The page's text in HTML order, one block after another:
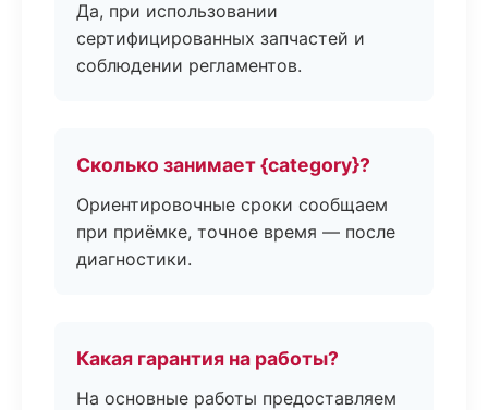
Да, при использовании
сертифицированных запчастей и
соблюдении регламентов.
Сколько занимает {category}?
Ориентировочные сроки сообщаем
при приёмке, точное время — после
диагностики.
Какая гарантия на работы?
На основные работы предоставляем